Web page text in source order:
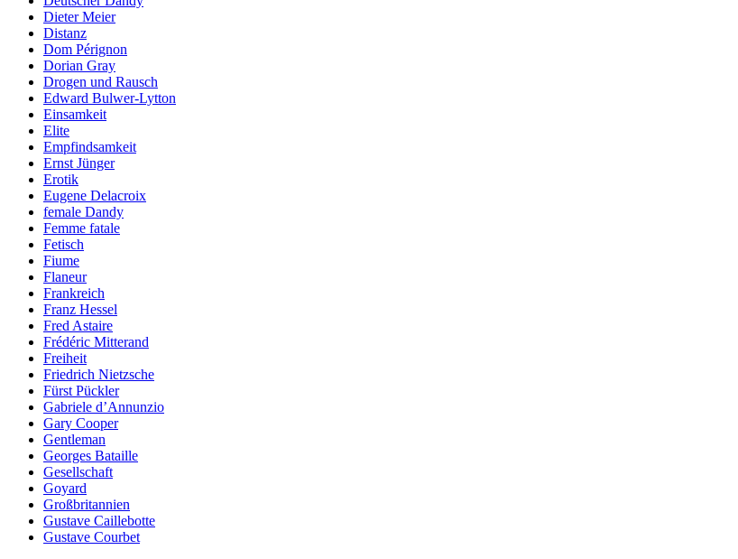
Dieter Meier
Distanz
Dom Pérignon
Dorian Gray
Drogen und Rausch
Edward Bulwer-Lytton
Einsamkeit
Elite
Empfindsamkeit
Ernst Jünger
Erotik
Eugene Delacroix
female Dandy
Femme fatale
Fetisch
Fiume
Flaneur
Frankreich
Franz Hessel
Fred Astaire
Frédéric Mitterand
Freiheit
Friedrich Nietzsche
Fürst Pückler
Gabriele d’Annunzio
Gary Cooper
Gentleman
Georges Bataille
Gesellschaft
Goyard
Großbritannien
Gustave Caillebotte
Gustave Courbet